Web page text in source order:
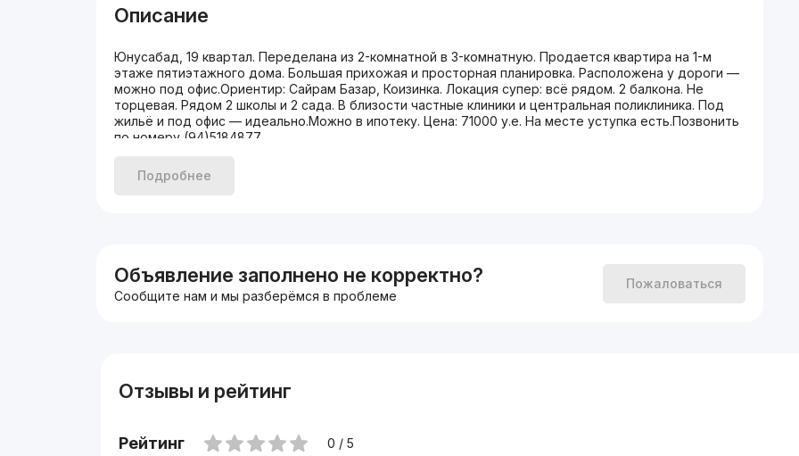
Описание
Юнусабад, 19 квартал. Переделана из 2-комнатной в 3-комнатную. Продается квартира на 1-м
этаже пятиэтажного дома. Большая прихожая и просторная планировка. Расположена у дороги —
можно под офис.Ориентир: Сайрам Базар, Коизинка. Локация супер: всё рядом. 2 балкона. Не
торцевая. Рядом 2 школы и 2 сада. В близости частные клиники и центральная поликлиника. Под
жильё и под офис — идеально.Можно в ипотеку. Цена: 71000 у.е. На месте уступка есть.Позвонить
по номеру (94)5184877
Подробнее
Объявление заполнено не корректно?
Сообщите нам и мы разберёмся в проблеме
Пожаловаться
Отзывы и рейтинг
Рейтинг 0 / 5